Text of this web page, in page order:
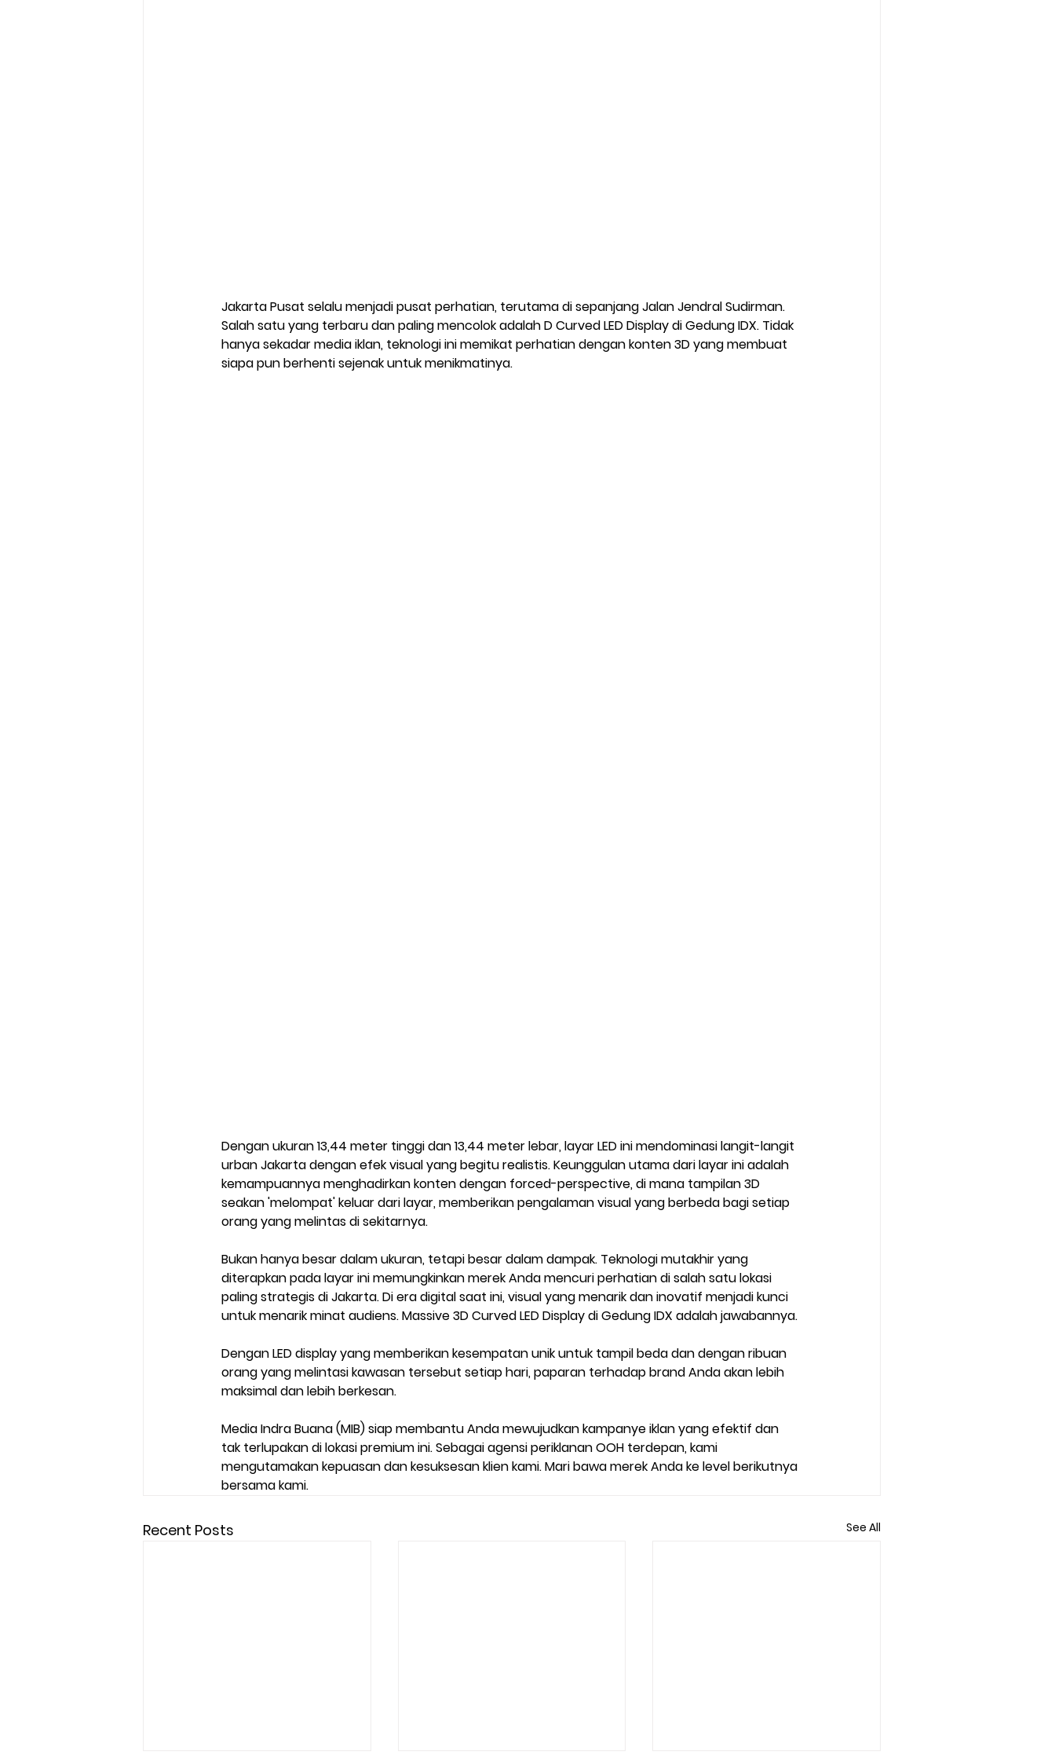
Jakarta Pusat selalu menjadi pusat perhatian, terutama di sepanjang Jalan Jendral Sudirman.
Salah satu yang terbaru dan paling mencolok adalah D Curved LED Display di Gedung IDX. Tidak
hanya sekadar media iklan, teknologi ini memikat perhatian dengan konten 3D yang membuat
siapa pun berhenti sejenak untuk menikmatinya.
Dengan ukuran 13,44 meter tinggi dan 13,44 meter lebar, layar LED ini mendominasi langit-langit
urban Jakarta dengan efek visual yang begitu realistis. Keunggulan utama dari layar ini adalah
kemampuannya menghadirkan konten dengan forced-perspective, di mana tampilan 3D
seakan 'melompat' keluar dari layar, memberikan pengalaman visual yang berbeda bagi setiap
orang yang melintas di sekitarnya.
Bukan hanya besar dalam ukuran, tetapi besar dalam dampak. Teknologi mutakhir yang
diterapkan pada layar ini memungkinkan merek Anda mencuri perhatian di salah satu lokasi
paling strategis di Jakarta. Di era digital saat ini, visual yang menarik dan inovatif menjadi kunci
untuk menarik minat audiens. Massive 3D Curved LED Display di Gedung IDX adalah jawabannya.
Dengan LED display yang memberikan kesempatan unik untuk tampil beda dan dengan ribuan
orang yang melintasi kawasan tersebut setiap hari, paparan terhadap brand Anda akan lebih
maksimal dan lebih berkesan.
Media Indra Buana (MIB) siap membantu Anda mewujudkan kampanye iklan yang efektif dan
tak terlupakan di lokasi premium ini. Sebagai agensi periklanan OOH terdepan, kami
mengutamakan kepuasan dan kesuksesan klien kami. Mari bawa merek Anda ke level berikutnya
bersama kami.
Recent Posts See All